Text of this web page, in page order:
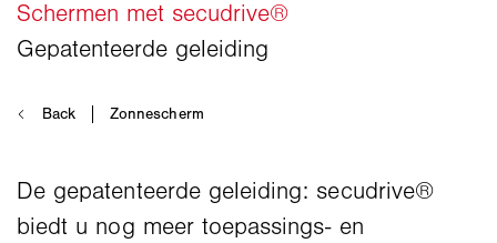
De gepatenteerde geleiding: secudrive®
biedt u nog meer toepassings- en